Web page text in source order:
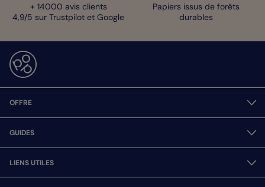
+ 14000 avis clients
4,9/5 sur Trustpilot et Google
Papiers issus de forêts
durables
OFFRE
GUIDES
LIENS UTILES